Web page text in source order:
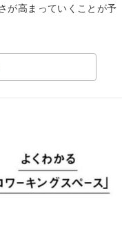
が高まっていくことが予